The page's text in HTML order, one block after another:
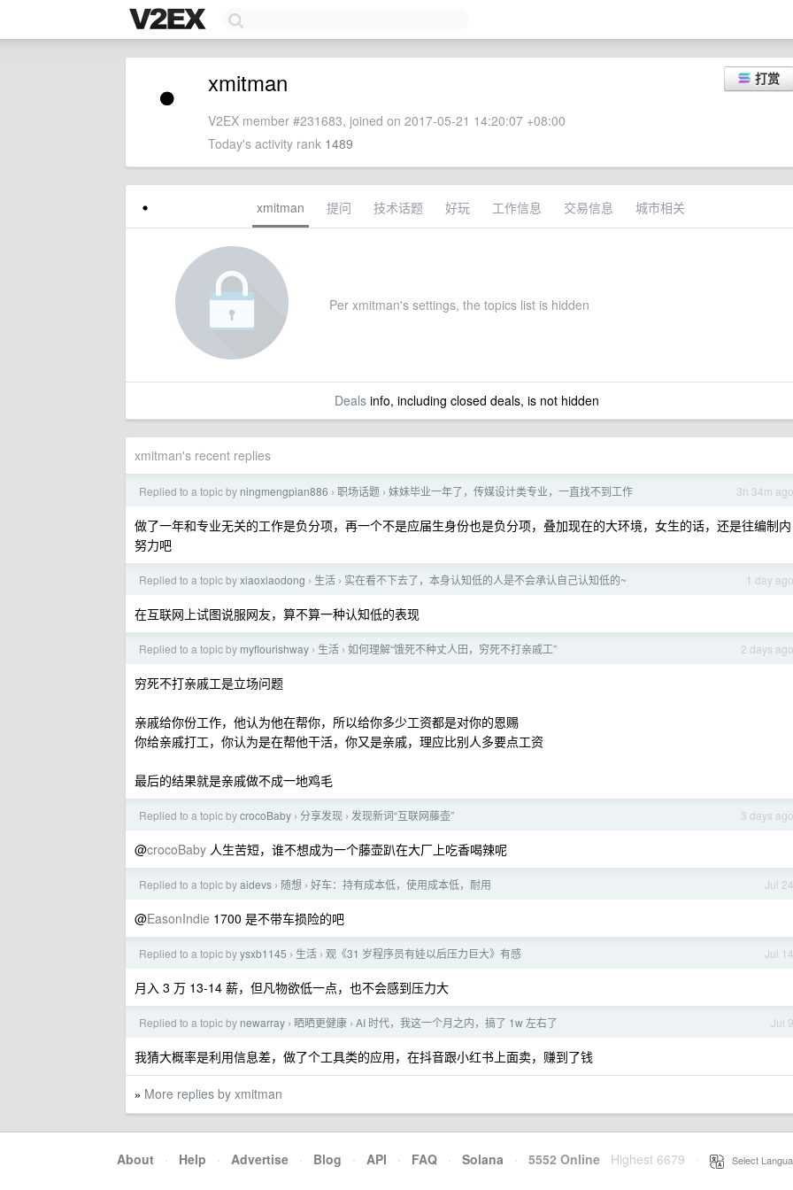
打赏
xmitman
V2EX member #231683, joined on 2017-05-21 14:20:07 +08:00
Today's activity rank 1489
xmitman 提问 技术话题 好玩 工作信息 交易信息 城市相关
Per xmitman's settings, the topics list is hidden
Dealsinfo, including closed deals, is not hidden
xmitman's recent replies
3h 34m ago
Replied to a topic by ningmengpian886 › 职场话题 › 妹妹毕业一年了，传媒设计类专业，一直找不到工作
做了一年和专业无关的工作是负分项，再一个不是应届生身份也是负分项，叠加现在的大环境，女生的话，还是往编制内
努力吧
1 day ago
Replied to a topic byxiaoxiaodong › 生活 › 实在看不下去了，本身认知低的人是不会承认自己认知低的~
在互联网上试图说服网友，算不算一种认知低的表现
2 days ago
Replied to a topic by myflourishway › 生活 › 如何理解“饿死不种丈人田，穷死不打亲戚工”
穷死不打亲戚工是立场问题
亲戚给你份工作，他认为他在帮你，所以给你多少工资都是对你的恩赐
你给亲戚打工，你认为是在帮他干活，你又是亲戚，理应比别人多要点工资
最后的结果就是亲戚做不成一地鸡毛
3 days ago
Replied to a topic bycrocoBaby › 分享发现 › 发现新词“互联网藤壶”
@crocoBaby 人生苦短，谁不想成为一个藤壶趴在大厂上吃香喝辣呢
Jul 24
Replied to a topic byaidevs › 随想 › 好车：持有成本低，使用成本低，耐用
@EasonIndie 1700 是不带车损险的吧
Jul 14
Replied to a topic byysxb1145 › 生活 › 观《31 岁程序员有娃以后压力巨大》有感
月入 3 万 13-14 薪，但凡物欲低一点，也不会感到压力大
Jul 9
Replied to a topic by newarray › 晒晒更健康 › AI 时代，我这一个月之内，搞了 1w 左右了
我猜大概率是利用信息差，做了个工具类的应用，在抖音跟小红书上面卖，赚到了钱
» More replies by xmitman
About · Help · Advertise · Blog · API · FAQ · Solana · 5552 Online Highest 6679 Select